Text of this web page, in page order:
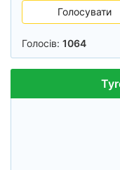
Голосувати
Голосів: 1064